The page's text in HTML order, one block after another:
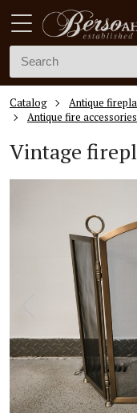
Catalog
Antique
Antique fire accessories
Vintage